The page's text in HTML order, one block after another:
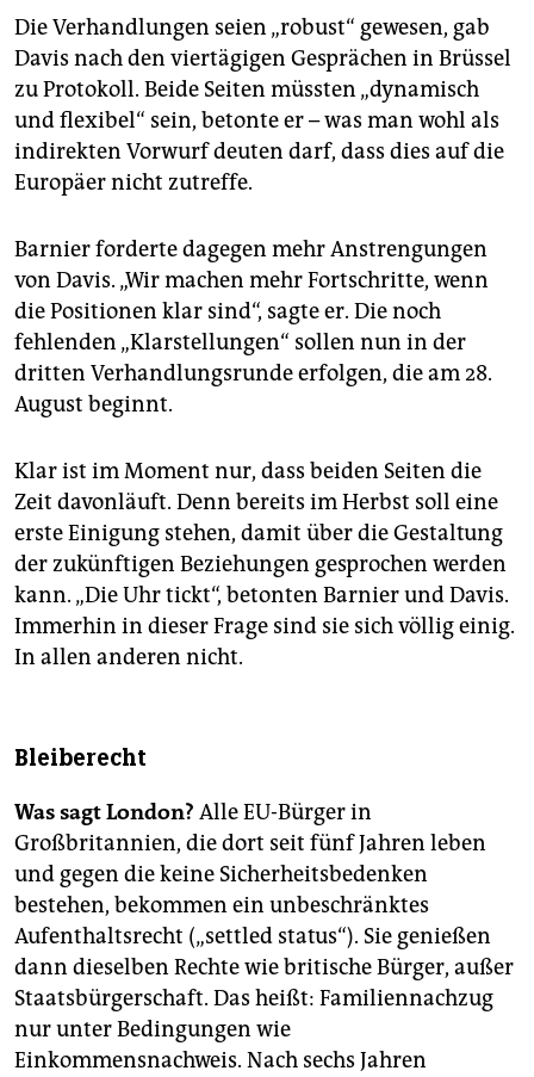
Die Verhandlungen seien „robust“ gewesen, gab
Davis nach den viertägigen Gesprächen in Brüssel
zu Protokoll. Beide Seiten müssten „dynamisch
und flexibel“ sein, betonte er – was man wohl als
indirekten Vorwurf deuten darf, dass dies auf die
Europäer nicht zutreffe.
Barnier forderte dagegen mehr Anstrengungen
von Davis. „Wir machen mehr Fortschritte, wenn
die Positionen klar sind“, sagte er. Die noch
fehlenden „Klarstellungen“ sollen nun in der
dritten Verhandlungsrunde erfolgen, die am 28.
August beginnt.
Klar ist im Moment nur, dass beiden Seiten die
Zeit davonläuft. Denn bereits im Herbst soll eine
erste Einigung stehen, damit über die Gestaltung
der zukünftigen Beziehungen gesprochen werden
kann. „Die Uhr tickt“, betonten Barnier und Davis.
Immerhin in dieser Frage sind sie sich völlig einig.
In allen anderen nicht.
Bleiberecht
Was sagt London? Alle EU-Bürger in
Großbritannien, die dort seit fünf Jahren leben
und gegen die keine Sicherheitsbedenken
bestehen, bekommen ein unbeschränktes
Aufenthaltsrecht („settled status“). Sie genießen
dann dieselben Rechte wie britische Bürger, außer
Staatsbürgerschaft. Das heißt: Familiennachzug
nur unter Bedingungen wie
Einkommensnachweis. Nach sechs Jahren